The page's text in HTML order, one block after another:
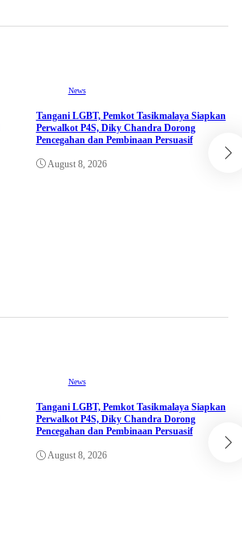
News
Tangani LGBT, Pemkot Tasikmalaya Siapkan
Perwalkot P4S, Diky Chandra Dorong
Pencegahan dan Pembinaan Persuasif
August 8, 2026
News
Tangani LGBT, Pemkot Tasikmalaya Siapkan
Perwalkot P4S, Diky Chandra Dorong
Pencegahan dan Pembinaan Persuasif
August 8, 2026